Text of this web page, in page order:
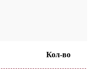
Кол-во